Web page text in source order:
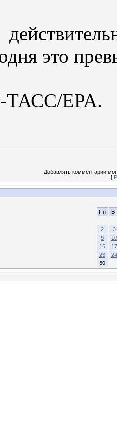
это
EPA.
Добавлять комментарии
[
Пн Вт
2
3
9
10
16
17
23
24
30